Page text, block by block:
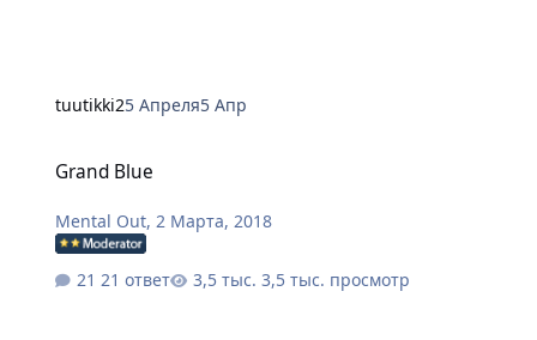
tuutikki25 Апреля5 Апр
Grand Blue
Mental Out,2 Марта, 2018
21 ответ 3,5 тыс. просмотр